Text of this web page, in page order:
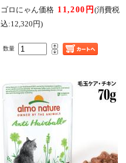
ゴロにゃん価格 11,200円(消費税
込:12,320円)
数量